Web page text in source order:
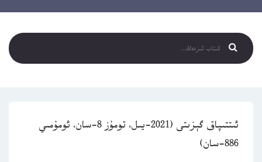
ئىتتىپاق گېزىتى (2021-يىل، تومۇز 8-سان، ئومۇمىي
886-سان)